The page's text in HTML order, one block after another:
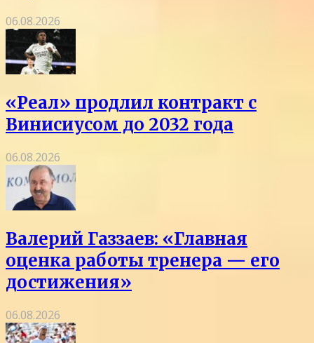
06.08.2026
«Реал» продлил контракт с
Винисиусом до 2032 года
06.08.2026
Валерий Газзаев: «Главная
оценка работы тренера — его
достижения»
06.08.2026